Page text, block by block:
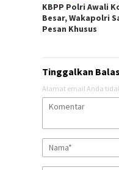
KBPP Polri Awali
Besar, Wakapolri
Pesan Khusus
Tinggalkan
Alamat email Anda